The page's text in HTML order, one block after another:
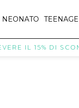
NEONATO
IL 15% DI